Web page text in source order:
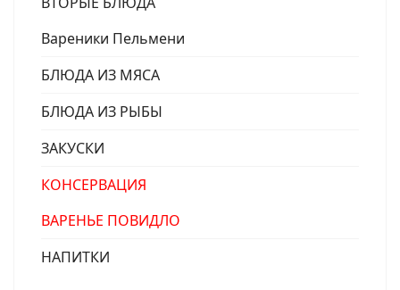
Вареники Пельмени
БЛЮДА ИЗ МЯСА
БЛЮДА ИЗ РЫБЫ
ЗАКУСКИ
КОНСЕРВАЦИЯ
ВАРЕНЬЕ ПОВИДЛО
НАПИТКИ